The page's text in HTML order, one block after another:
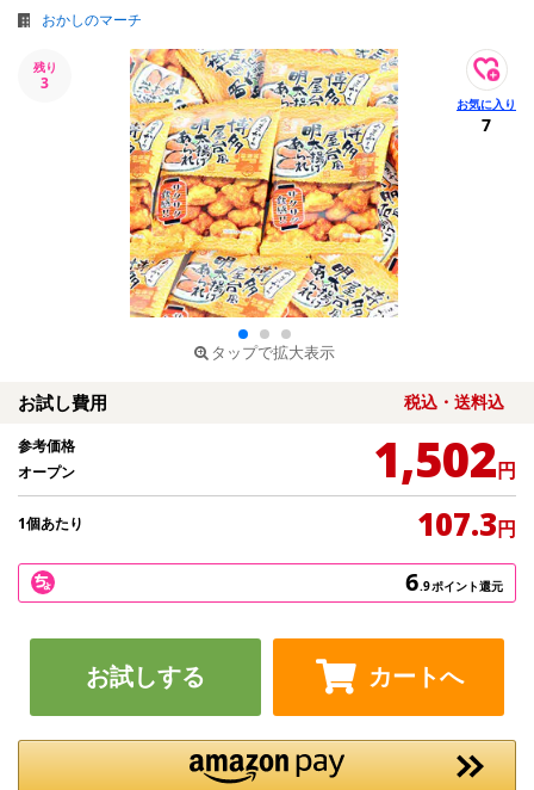
おかしのマーチ
残り
3
タップで拡大表示
7
お試し費用 税込・送料込
参考価格
オープン
1,502円
1個あたり 107.3円
6.9ポイント還元
お試しする カートへ